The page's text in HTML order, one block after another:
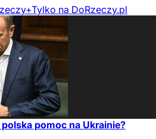
Tylko na DoRzeczy.pl
pomoc na Ukrainie?